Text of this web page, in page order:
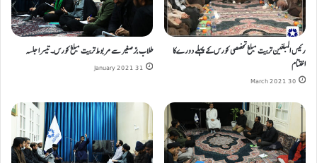
رئیس المبلغین تربیت مبلغ تخصصی کورس کے پہلے دورے کا
اختتام
30 March 2021
طلاب برّصغیر سے مربوط تربیت مبلغ کورس۔تیسرا جلسہ
31 January 2021